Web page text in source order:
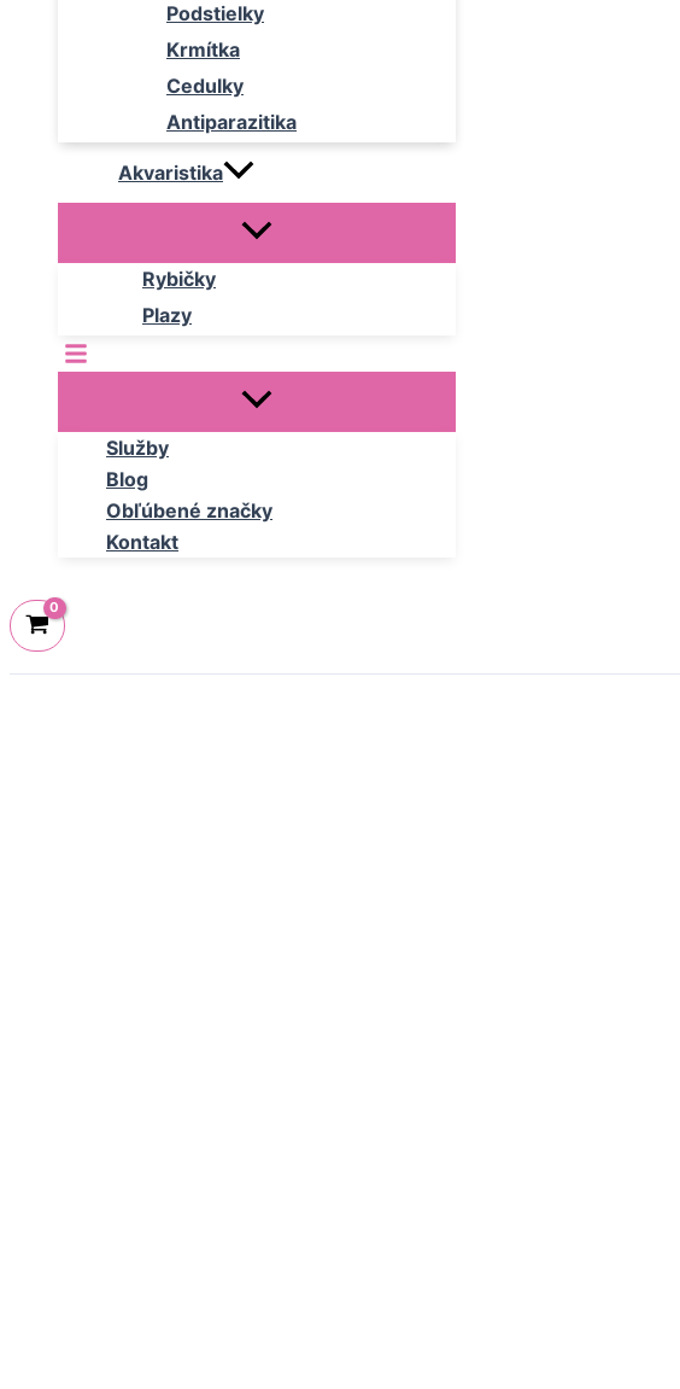
Podstielky
Krmítka
Cedulky
Antiparazitika
Akvaristika
Rybičky
Plazy
Služby
Blog
Obľúbené značky
Kontakt